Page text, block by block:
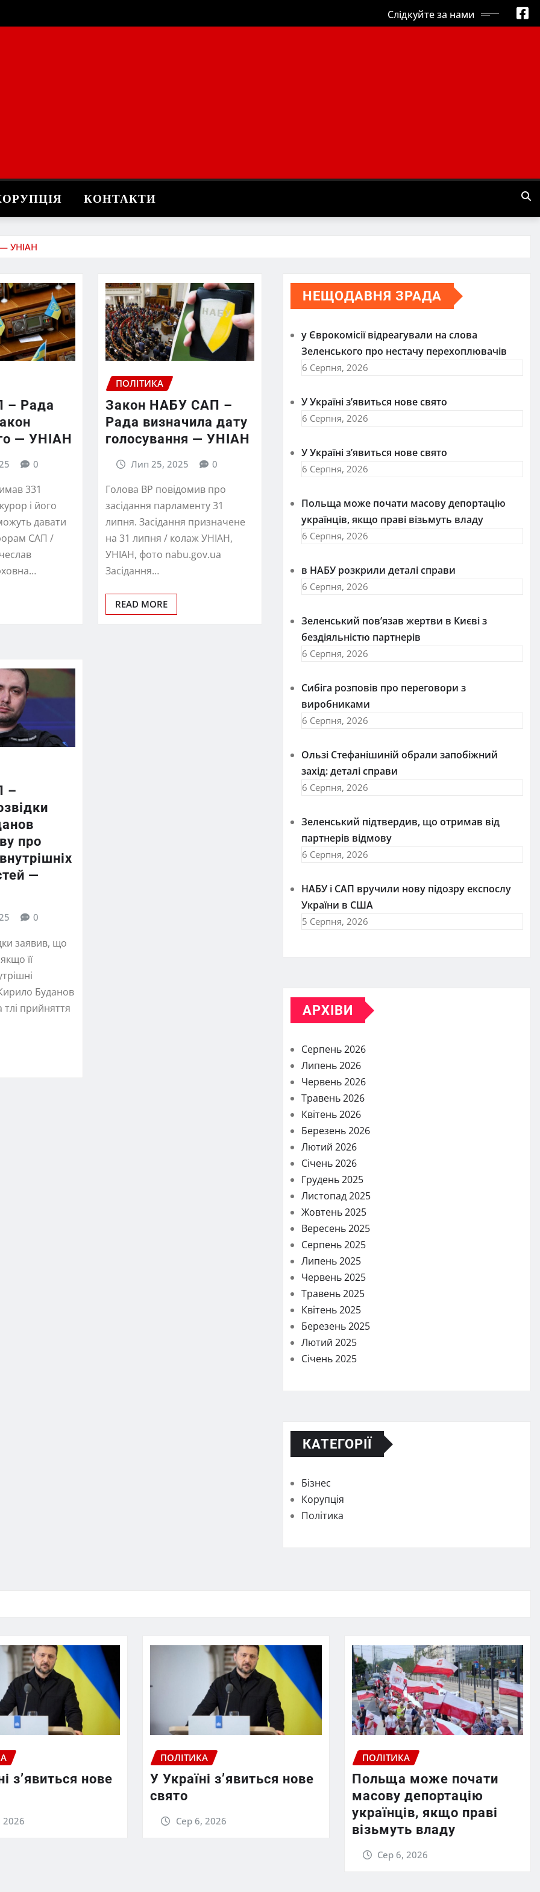
Слідкуйте за нами
КОНТАКТИ
УНІАН
– Рада
— УНІАН
0
331
і його
давати
САП /
ПОЛІТИКА
Закон НАБУ САП –
Рада визначила дату
голосування — УНІАН
Лип 25, 2025 0
Голова ВР повідомив про
засідання парламенту 31
липня. Засідання призначене
на 31 липня / колаж УНІАН,
УНІАН, фото nabu.gov.ua
Засідання…
READ MORE
–
про
—
0
заявив, що
її
Буданов
прийняття
НЕЩОДАВНЯ ЗРАДА
у Єврокомісії відреагували на слова
Зеленського про нестачу перехоплювачів
6 Серпня, 2026
У Україні з’явиться нове свято
6 Серпня, 2026
У Україні з’явиться нове свято
6 Серпня, 2026
Польща може почати масову депортацію
українців, якщо праві візьмуть владу
6 Серпня, 2026
в НАБУ розкрили деталі справи
6 Серпня, 2026
Зеленський пов’язав жертви в Києві з
бездіяльністю партнерів
6 Серпня, 2026
Сибіга розповів про переговори з
виробниками
6 Серпня, 2026
Ользі Стефанішиній обрали запобіжний
захід: деталі справи
6 Серпня, 2026
Зеленський підтвердив, що отримав від
партнерів відмову
6 Серпня, 2026
НАБУ і САП вручили нову підозру експослу
України в США
5 Серпня, 2026
АРХІВИ
Серпень 2026
Липень 2026
Червень 2026
Травень 2026
Квітень 2026
Березень 2026
Лютий 2026
Січень 2026
Грудень 2025
Листопад 2025
Жовтень 2025
Вересень 2025
Серпень 2025
Липень 2025
Червень 2025
Травень 2025
Квітень 2025
Березень 2025
Лютий 2025
Січень 2025
КАТЕГОРІЇ
Бізнес
Корупція
Політика
з’явиться нове
2026
ПОЛІТИКА
У Україні з’явиться нове
свято
Сер 6, 2026
ПОЛІТИКА
Польща може почати
масову депортацію
українців, якщо праві
візьмуть владу
Сер 6, 2026